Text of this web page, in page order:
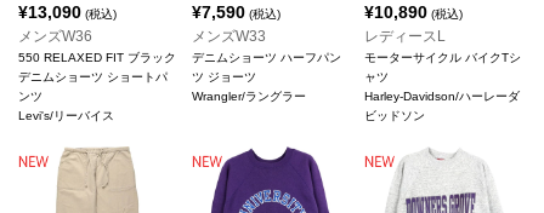
¥13,090 (税込)
メンズW36
550 RELAXED FIT ブラック
デニムショーツ ショートパ
ンツ
Levi's/リーバイス
¥7,590(税込)
メンズW33
デニムショーツ ハーフパン
ツ ジョーツ
Wrangler/ラングラー
¥10,890 (税込)
レディースL
モーターサイクル バイクTシ
ャツ
Harley-Davidson/ハーレーダ
ビッドソン